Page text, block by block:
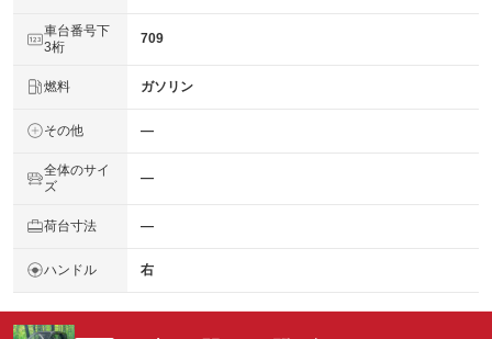
車台番号下
3桁
709
燃料 ガソリン
その他 ―
全体のサイ
ズ
―
荷台寸法 ―
ハンドル 右